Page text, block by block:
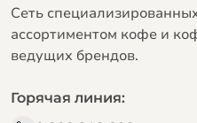
Сеть
ассортиментом кофе и
ведущих брендов.
Горячая линия: